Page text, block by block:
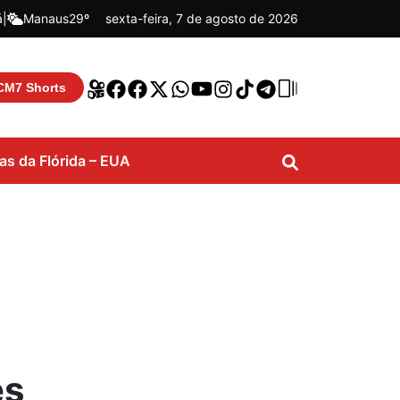
Manaus29º sexta-feira, 7 de agosto de 2026
Shorts
da Flórida – EUA